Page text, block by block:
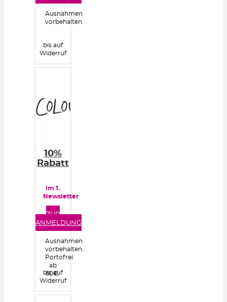
Ausnahmen
vorbehalten.
bis auf
Widerruf
10%
Rabatt
im 1.
Newsletter
ZUR
ANMELDUNG
Ausnahmen
vorbehalten.
Portofrei
ab
60€.
bis auf
Widerruf